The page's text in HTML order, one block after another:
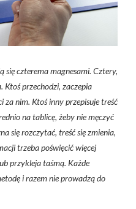
czterema magnesami. Cztery,
Ktoś przechodzi, zaczepia
za nim. Ktoś inny przepisuje treść
na tablicę, żeby nie męczyć
się rozczytać, treść się zmienia,
trzeba poświęcić więcej
przykleja taśmą. Każde
i razem nie prowadzą do